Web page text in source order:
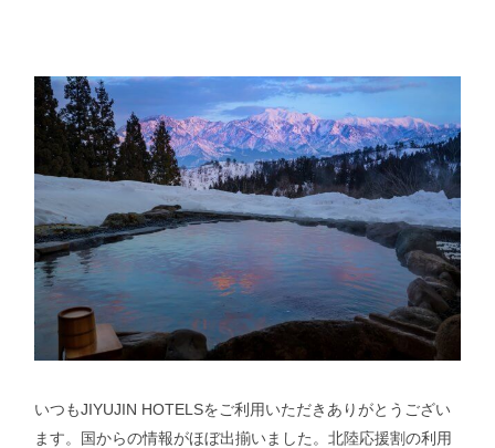
いつもJIYUJIN HOTELSをご利用いただきありがとうござい
ます。国からの情報がほぼ出揃いました。北陸応援割の利用